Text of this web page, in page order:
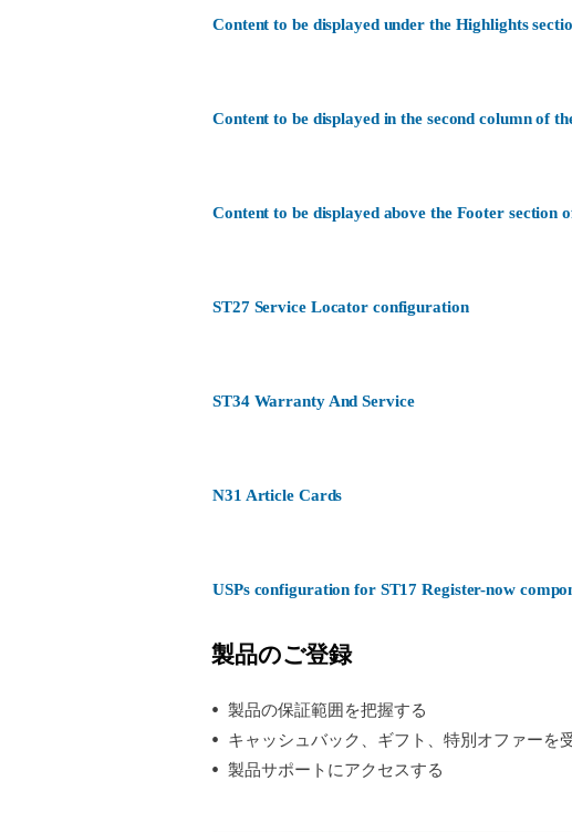
Content to be displayed under the Highlights
Content to be displayed in the second column of
Content to be displayed above the Footer section
ST27 Service Locator configuration
ST34 Warranty And Service
N31 Article Cards
USPs configuration for ST17 Register-now
製品のご登録
製品の保証範囲を把握する
キャッシュバック、ギフト、特別オファーを
製品サポートにアクセスする